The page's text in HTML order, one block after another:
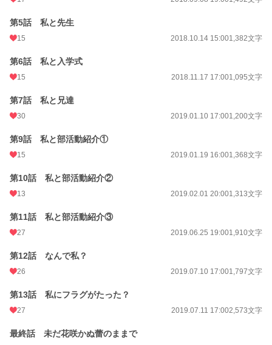
累計ポイント 439,014 pt (11,574 位)
第5話 私と先生
15 2018.10.14 15:001,382文字
第6話 私と入学式
15 2018.11.17 17:001,095文字
第7話 私と兄達
30 2019.01.10 17:001,200文字
第9話 私と部活動紹介①
15 2019.01.19 16:001,368文字
第10話 私と部活動紹介②
13 2019.02.01 20:001,313文字
第11話 私と部活動紹介③
27 2019.06.25 19:001,910文字
第12話 なんで私？
26 2019.07.10 17:001,797文字
第13話 私にフラグがたった？
27 2019.07.11 17:002,573文字
最終話 未だ花咲かぬ蕾のままで